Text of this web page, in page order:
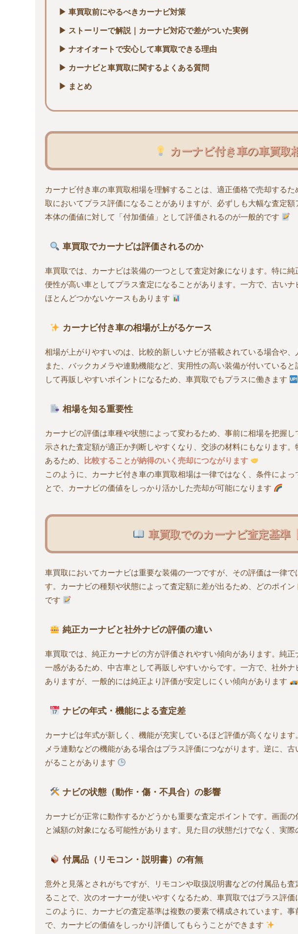
▶ 車買取前にやるべきカーナビ対策
▶ ストーリーで解説｜カーナビ対応で差がついた実例
▶ ナオイオートで安心して車買取できる理由
▶ カーナビと車買取に関するよくある質問
▶ まとめ
カーナビ付き車の車買取
カーナビ付き車の車買取相場を理解することは、適正価格で売却する
取においてプラス評価になることがありますが、必ずしも大幅な査定
本体の価値に対して「付加価値」として評価されるのが一般的です
車買取でカーナビは評価されるのか
車買取では、カーナビは装備の一つとして査定対象になります。特に
便性が高い車としてプラス査定になることがあります。一方で、古い
ほとんどつかないケースもあります
カーナビ付き車の相場が上がるケース
相場が上がりやすいのは、比較的新しいナビが搭載されている場合や、
また、バックカメラや連動機能など、実用性の高い装備が付いている
して再販しやすいポイントになるため、車買取でもプラスに働きます
相場を知る重要性
カーナビの評価は車種や状態によって変わるため、事前に相場を把握
示された査定額が適正か判断しやすくなり、交渉の材料にもなります
あるため、 比較することが納得のいく売却につながります
このように、カーナビ付き車の車買取相場は一律ではなく、条件によ
とで、カーナビの価値をしっかり活かした売却が可能になります
車買取でのカーナビ査定基準
車買取においてカーナビは重要な装備の一つですが、その評価は一律
す。カーナビの種類や状態によって査定額に差が出るため、どのポイ
です
純正カーナビと社外ナビの評価の違い
車買取では、純正カーナビの方が評価されやすい傾向があります。純
一感があるため、中古車として再販しやすいからです。一方で、社外
ありますが、一般的には純正より評価が安定しにくい傾向があります
ナビの年式・機能による査定差
カーナビは年式が新しく、機能が充実しているほど評価が高くなりま
メラ連動などの機能がある場合はプラス評価につながります。逆に、
がることがあります
ナビの状態（動作・傷・不具合）の影響
カーナビが正常に動作するかどうかも重要な査定ポイントです。画面
と減額の対象になる可能性があります。見た目の状態だけでなく、実
付属品（リモコン・説明書）の有無
意外と見落とされがちですが、リモコンや取扱説明書などの付属品も
ることで、次のオーナーが使いやすくなるため、車買取ではプラス評
このように、カーナビの査定基準は複数の要素で構成されています。
で、カーナビの価値をしっかり評価してもらうことができます